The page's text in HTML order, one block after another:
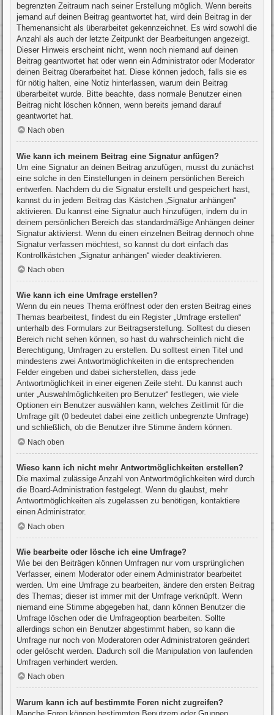
begrenzten Zeitraum nach seiner Erstellung möglich. Wenn bereits
jemand auf deinen Beitrag geantwortet hat, wird dein Beitrag in der
Themenansicht als überarbeitet gekennzeichnet. Es wird sowohl die
Anzahl als auch der letzte Zeitpunkt der Bearbeitungen angezeigt.
Dieser Hinweis erscheint nicht, wenn noch niemand auf deinen
Beitrag geantwortet hat oder wenn ein Administrator oder Moderator
deinen Beitrag überarbeitet hat. Diese können jedoch, falls sie es
für nötig halten, eine Notiz hinterlassen, warum dein Beitrag
überarbeitet wurde. Bitte beachte, dass normale Benutzer einen
Beitrag nicht löschen können, wenn bereits jemand darauf
geantwortet hat.
Nach oben
Wie kann ich meinem Beitrag eine Signatur anfügen?
Um eine Signatur an deinen Beitrag anzufügen, musst du zunächst
eine solche in den Einstellungen in deinem persönlichen Bereich
entwerfen. Nachdem du die Signatur erstellt und gespeichert hast,
kannst du in jedem Beitrag das Kästchen „Signatur anhängen“
aktivieren. Du kannst eine Signatur auch hinzufügen, indem du in
deinem persönlichen Bereich das standardmäßige Anhängen deiner
Signatur aktivierst. Wenn du einen einzelnen Beitrag dennoch ohne
Signatur verfassen möchtest, so kannst du dort einfach das
Kontrollkästchen „Signatur anhängen“ wieder deaktivieren.
Nach oben
Wie kann ich eine Umfrage erstellen?
Wenn du ein neues Thema eröffnest oder den ersten Beitrag eines
Themas bearbeitest, findest du ein Register „Umfrage erstellen“
unterhalb des Formulars zur Beitragserstellung. Solltest du diesen
Bereich nicht sehen können, so hast du wahrscheinlich nicht die
Berechtigung, Umfragen zu erstellen. Du solltest einen Titel und
mindestens zwei Antwortmöglichkeiten in die entsprechenden
Felder eingeben und dabei sicherstellen, dass jede
Antwortmöglichkeit in einer eigenen Zeile steht. Du kannst auch
unter „Auswahlmöglichkeiten pro Benutzer“ festlegen, wie viele
Optionen ein Benutzer auswählen kann, welches Zeitlimit für die
Umfrage gilt (0 bedeutet dabei eine zeitlich unbegrenzte Umfrage)
und schließlich, ob die Benutzer ihre Stimme ändern können.
Nach oben
Wieso kann ich nicht mehr Antwortmöglichkeiten erstellen?
Die maximal zulässige Anzahl von Antwortmöglichkeiten wird durch
die Board-Administration festgelegt. Wenn du glaubst, mehr
Antwortmöglichkeiten als zugelassen zu benötigen, kontaktiere
einen Administrator.
Nach oben
Wie bearbeite oder lösche ich eine Umfrage?
Wie bei den Beiträgen können Umfragen nur vom ursprünglichen
Verfasser, einem Moderator oder einem Administrator bearbeitet
werden. Um eine Umfrage zu bearbeiten, ändere den ersten Beitrag
des Themas; dieser ist immer mit der Umfrage verknüpft. Wenn
niemand eine Stimme abgegeben hat, dann können Benutzer die
Umfrage löschen oder die Umfrageoption bearbeiten. Sollte
allerdings schon ein Benutzer abgestimmt haben, so kann die
Umfrage nur noch von Moderatoren oder Administratoren geändert
oder gelöscht werden. Dadurch soll die Manipulation von laufenden
Umfragen verhindert werden.
Nach oben
Warum kann ich auf bestimmte Foren nicht zugreifen?